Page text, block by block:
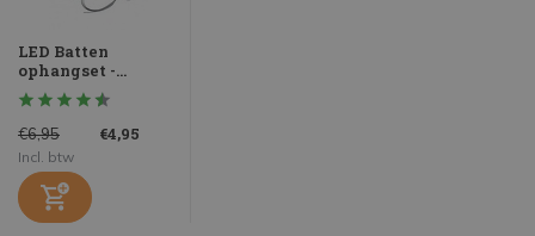
LED Batten
ophangset -...
€6,95 €4,95
Incl. btw